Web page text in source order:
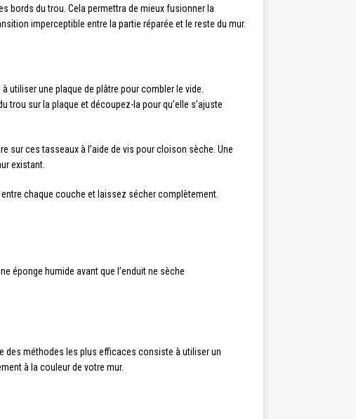
bords du trou. Cela permettra de mieux fusionner la
imperceptible entre la partie réparée et le reste du mur.
une plaque de plâtre pour combler le vide.
trou sur la plaque et découpez-la pour qu’elle s’ajuste
sur ces tasseaux à l’aide de vis pour cloison sèche. Une
existant.
chaque couche et laissez sécher complètement.
éponge humide avant que l’enduit ne sèche
des méthodes les plus efficaces consiste à utiliser un
à la couleur de votre mur.